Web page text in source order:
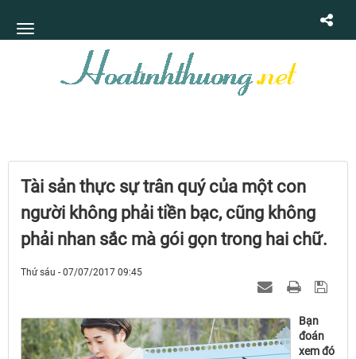
Tài sản thực sự trân quý của một con
người không phải tiền bạc, cũng không
phải nhan sắc mà gói gọn trong hai chữ.
Thứ sáu - 07/07/2017 09:45
Bạn
đoán
xem đó